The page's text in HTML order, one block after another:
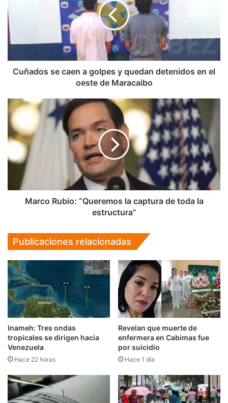
golpes
y
quedan
en
Maracaibo
Cuñados se caen a golpes y quedan detenidos en el
oeste de Maracaibo
Marco
Rubio:
“Queremos
la
captura
de
estructura”
Marco Rubio: “Queremos la captura de toda la
estructura”
Publicaciones relacionadas
Inameh: Tres ondas
tropicales se dirigen hacia
Venezuela
Hace 22 horas
Revelan que muerte de
enfermera en Cabimas fue
por suicidio
Hace 1 día